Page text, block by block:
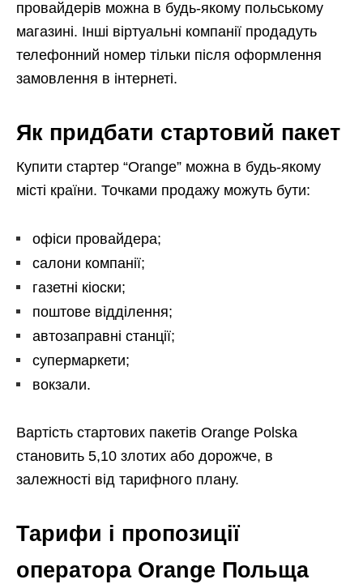
провайдерів можна в будь-якому польському
магазині. Інші віртуальні компанії продадуть
телефонний номер тільки після оформлення
замовлення в інтернеті.
Як придбати стартовий пакет
Купити стартер “Orange” можна в будь-якому
місті країни. Точками продажу можуть бути:
офіси провайдера;
салони компанії;
газетні кіоски;
поштове відділення;
автозаправні станції;
супермаркети;
вокзали.
Вартість стартових пакетів Orange Polska
становить 5,10 злотих або дорожче, в
залежності від тарифного плану.
Тарифи і пропозиції
оператора Orange Польща